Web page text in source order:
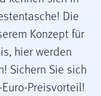
Die
Konzept für
hier werden
Sichern Sie sich
Preisvorteil!